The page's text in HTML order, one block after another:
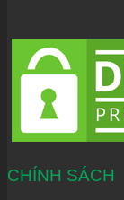
CHÍNH SÁCH